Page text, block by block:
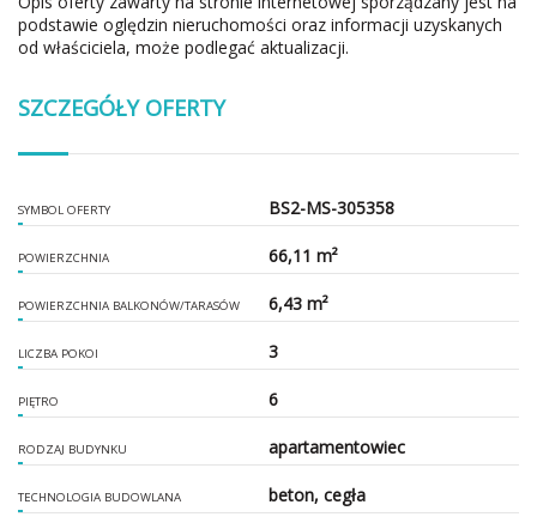
podstawie oględzin nieruchomości oraz informacji uzyskanych
od właściciela, może podlegać aktualizacji.
SZCZEGÓŁY OFERTY
SYMBOL OFERTY BS2-MS-305358
POWIERZCHNIA 66,11 m²
POWIERZCHNIA BALKONÓW/TARASÓW 6,43 m²
LICZBA POKOI 3
PIĘTRO 6
RODZAJ BUDYNKU apartamentowiec
TECHNOLOGIA BUDOWLANA beton, cegła